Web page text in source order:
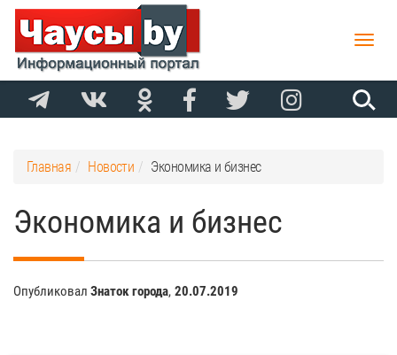
Toggle
Главная Новости Экономика и бизнес
Экономика и бизнес
Опубликовал Знаток города, 20.07.2019